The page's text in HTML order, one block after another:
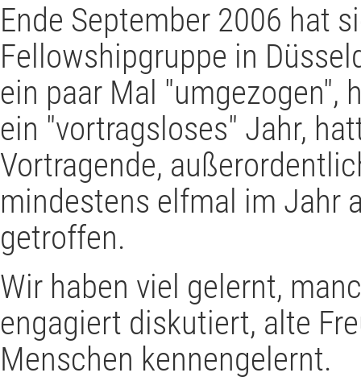
Ende September 2006 hat
Fellowshipgruppe in
ein paar Mal "umgezogen",
ein "vortragsloses" Jahr,
Vortragende,
mindestens elfmal im Jahr
getroffen.
Wir haben viel gelernt,
engagiert diskutiert, alte
Menschen kennengelernt.